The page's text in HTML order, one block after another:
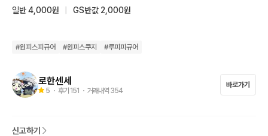
일반 4,000원
GS반값 2,000원
#원피스피규어 #원피스쿠지 #루피피규어
로한센세
5 ・ 후기 151 ・ 거래내역 354
바로가기
신고하기